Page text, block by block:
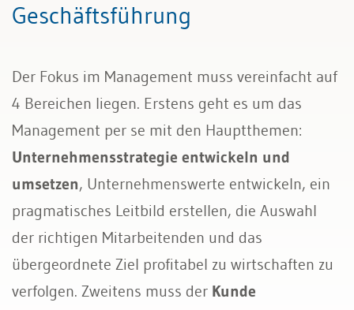
Führung & Kompetenzen
Recht
Bau & Immobilien
Geschäftsführung
Der Fokus im Management muss vereinfacht auf
4 Bereichen liegen. Erstens geht es um das
Management per se mit den Hauptthemen:
Unternehmensstrategie entwickeln und
umsetzen, Unternehmenswerte entwickeln, ein
pragmatisches Leitbild erstellen, die Auswahl
der richtigen Mitarbeitenden und das
übergeordnete Ziel profitabel zu wirtschaften zu
verfolgen. Zweitens muss der Kunde